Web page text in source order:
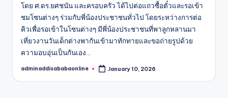
โดย ศ.ดร.ยศชนัน และครอบครัว ได้ไปต่อแถวซื้อตั๋วและรอเข้า
ชมโซนต่างๆ ร่วมกับพี่น้องประชาชนทั่วไป โดยระหว่างการต่อ
คิวเพื่อรอเข้าในโซนต่างๆ มีพี่น้องประชาชนที่พาลูกหลานมา
เที่ยวงานวันเด็กต่างพากันเข้ามาทักทายและขอถ่ายรูปด้วย
ความอบอุ่นเป็นกันเอง…
Posted
adminaddisababaonline January 10, 2026